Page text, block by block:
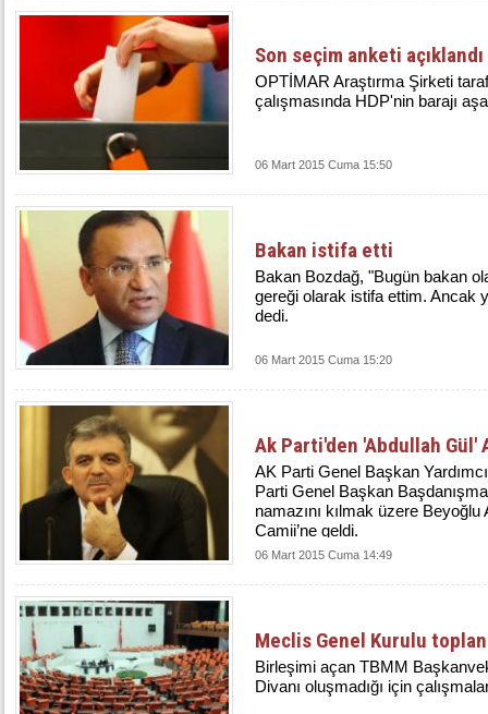
Son seçim anketi açıklandı
OPTİMAR Araştırma Şirketi
çalışmasında HDP'nin barajı
06 Mart 2015 Cuma 15:50
Bakan istifa etti
Bakan Bozdağ, "Bugün bakan
gereği olarak istifa ettim. Ancak
dedi.
06 Mart 2015 Cuma 15:20
Ak Parti'den 'Abdullah Gül'
AK Parti Genel Başkan
Parti Genel Başkan
namazını kılmak üzere
Camii’ne geldi.
06 Mart 2015 Cuma 14:49
Meclis Genel Kurulu
Birleşimi açan TBMM
Divanı oluşmadığı için